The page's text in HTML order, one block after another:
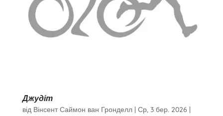
Джудіт
від Вінсент Саймон ван Гронделл| Ср, 3 бер. 2026 |